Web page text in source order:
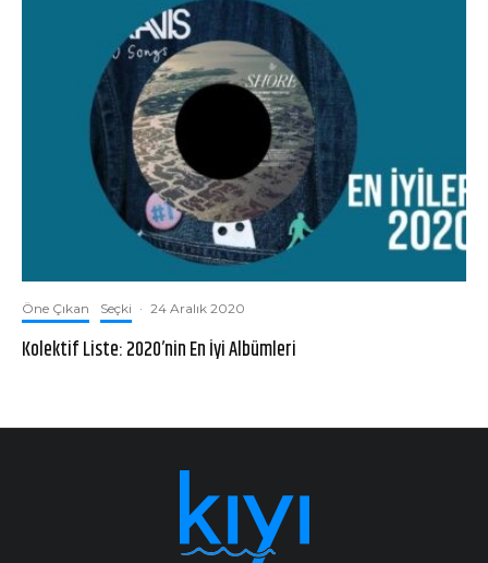
Öne Çıkan Seçki · 24 Aralık 2020
Kolektif Liste: 2020’nin En İyi Albümleri